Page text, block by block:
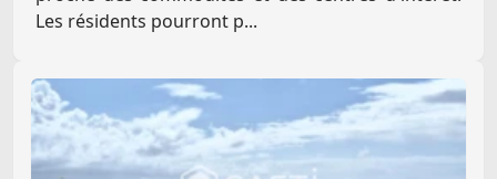
Les résidents pourront p...